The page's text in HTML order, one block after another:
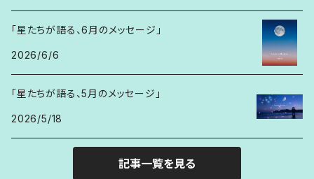
「星たちが語る、6月のメッセージ」
2026/6/6
「星たちが語る、5月のメッセージ」
2026/5/18
記事一覧を見る